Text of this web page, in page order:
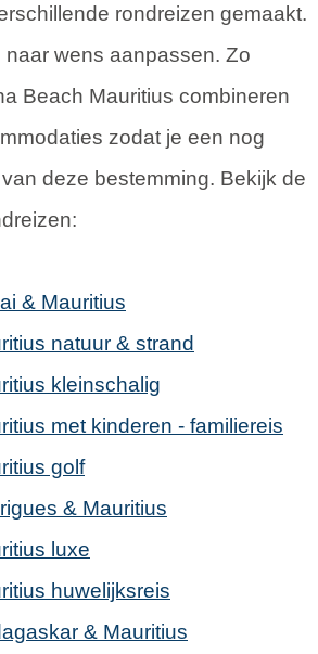
rondreizen gemaakt.
wens aanpassen. Zo
Beach Mauritius combineren
zodat je een nog
deze bestemming. Bekijk de
& Mauritius
natuur & strand
kleinschalig
met kinderen - familiereis
golf
& Mauritius
luxe
huwelijksreis
& Mauritius